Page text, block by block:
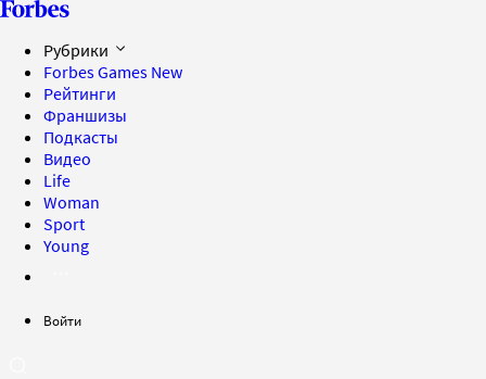
Рубрики
Forbes Games New
Рейтинги
Франшизы
Подкасты
Видео
Life
Woman
Sport
Young
Войти